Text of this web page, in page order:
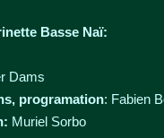
Basse Naï:
Dams
programation: Fabien
Muriel Sorbo